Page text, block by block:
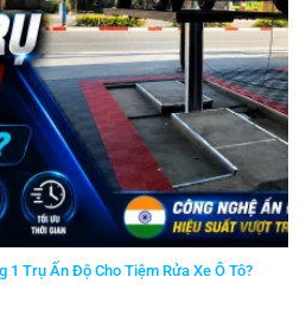
1 Trụ Ấn Độ Cho Tiệm Rửa Xe Ô Tô?